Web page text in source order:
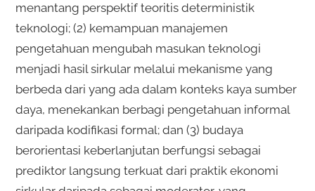
menantang perspektif teoritis deterministik
teknologi; (2) kemampuan manajemen
pengetahuan mengubah masukan teknologi
menjadi hasil sirkular melalui mekanisme yang
berbeda dari yang ada dalam konteks kaya sumber
daya, menekankan berbagi pengetahuan informal
daripada kodifikasi formal; dan (3) budaya
berorientasi keberlanjutan berfungsi sebagai
prediktor langsung terkuat dari praktik ekonomi